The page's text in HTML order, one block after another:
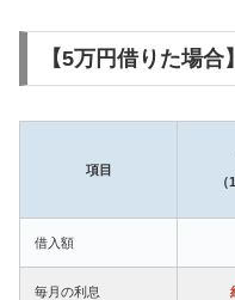
【5万円借りた場
項目
借入額
毎月の利息